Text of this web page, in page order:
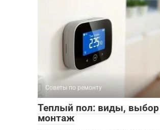
Советы по ремонту
Теплый пол: виды, выбор
монтаж